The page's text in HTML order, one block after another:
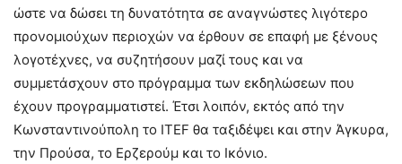
ώστε να δώσει τη δυνατότητα σε αναγνώστες λιγότερο
προνομιούχων περιοχών να έρθουν σε επαφή με ξένους
λογοτέχνες, να συζητήσουν μαζί τους και να
συμμετάσχουν στο πρόγραμμα των εκδηλώσεων που
έχουν προγραμματιστεί. Έτσι λοιπόν, εκτός από την
Κωνσταντινούπολη το ITEF θα ταξιδέψει και στην Άγκυρα,
την Προύσα, το Ερζερούμ και το Ικόνιο.